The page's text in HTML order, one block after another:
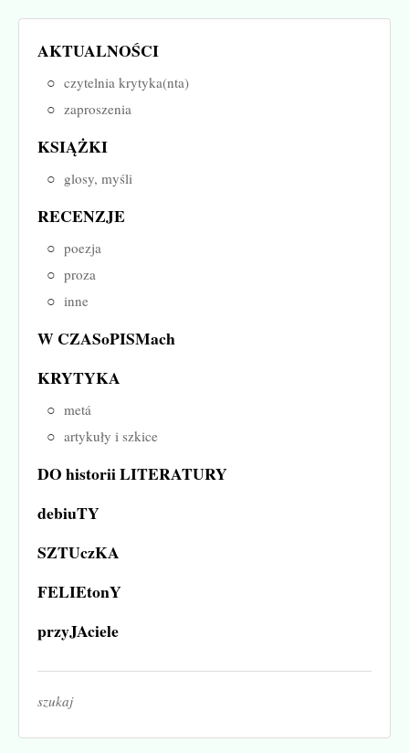
AKTUALNOŚCI
czytelnia krytyka(nta)
zaproszenia
KSIĄŻKI
glosy, myśli
RECENZJE
poezja
proza
inne
W CZASoPISMach
KRYTYKA
metá
artykuły i szkice
DO historii LITERATURY
debiuTY
SZTUczKA
FELIEtonY
przyJAciele
szukaj